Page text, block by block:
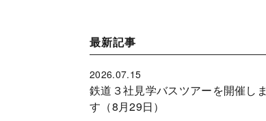
最新記事
2026.07.15
鉄道３社見学バスツアーを開催しま
す（8月29日）